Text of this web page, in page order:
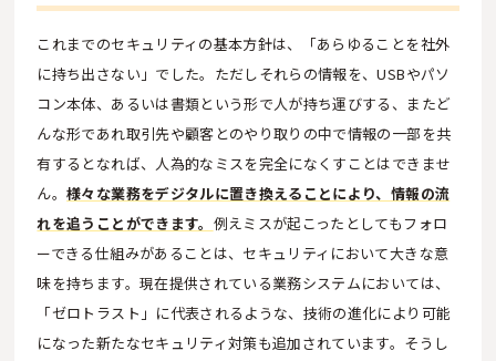
これまでのセキュリティの基本方針は、「あらゆることを社外
に持ち出さない」でした。ただしそれらの情報を、USBやパソ
コン本体、あるいは書類という形で人が持ち運びする、またど
んな形であれ取引先や顧客とのやり取りの中で情報の一部を共
有するとなれば、人為的なミスを完全になくすことはできませ
ん。様々な業務をデジタルに置き換えることにより、情報の流
れを追うことができます。 例えミスが起こったとしてもフォロ
ーできる仕組みがあることは、セキュリティにおいて大きな意
味を持ちます。現在提供されている業務システムにおいては、
「ゼロトラスト」に代表されるような、技術の進化により可能
になった新たなセキュリティ対策も追加されています。そうし